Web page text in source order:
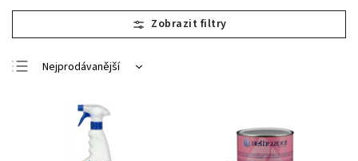
Nejprodávanější
Nejdražší
Abecedně